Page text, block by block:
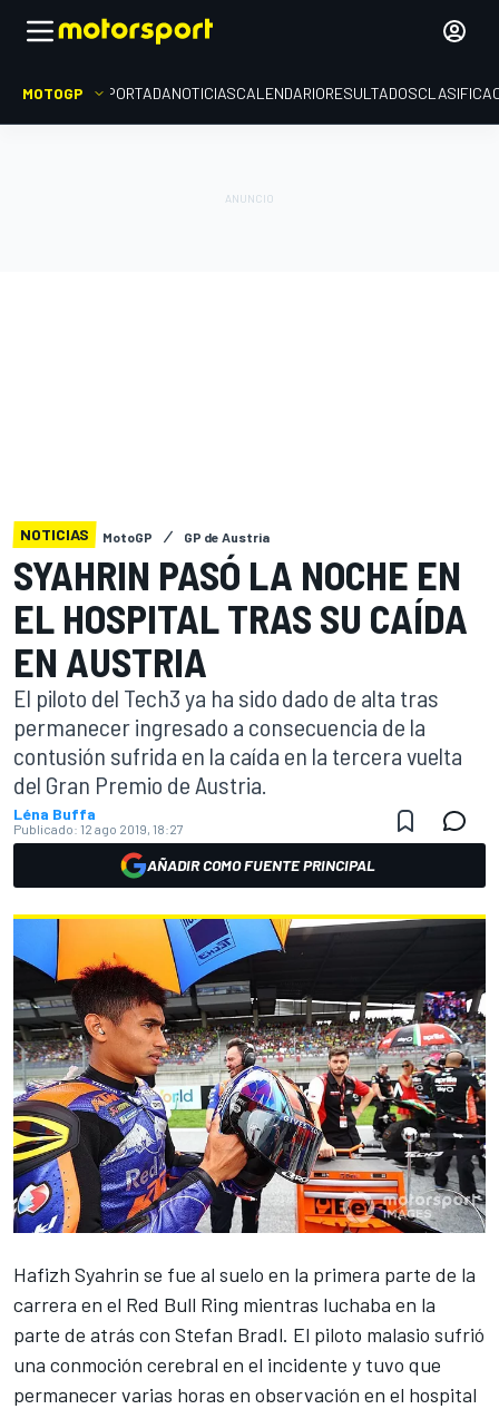
MOTOGP PORTADANOTICIASCALENDARIORESULTADOS
NOTICIAS MotoGP GP de Austria
SYAHRIN PASÓ LA NOCHE EN
EL HOSPITAL TRAS SU CAÍDA
EN AUSTRIA
El piloto del Tech3 ya ha sido dado de alta tras
permanecer ingresado a consecuencia de la
contusión sufrida en la caída en la tercera vuelta
del Gran Premio de Austria.
Léna Buffa
Publicado: 12 ago 2019, 18:27
AÑADIR COMO FUENTE PRINCIPAL
Hafizh Syahrin se fue al suelo en la primera parte de la
carrera en el Red Bull Ring mientras luchaba en la
parte de atrás con Stefan Bradl. El piloto malasio sufrió
una conmoción cerebral en el incidente y tuvo que
permanecer varias horas en observación en el hospital